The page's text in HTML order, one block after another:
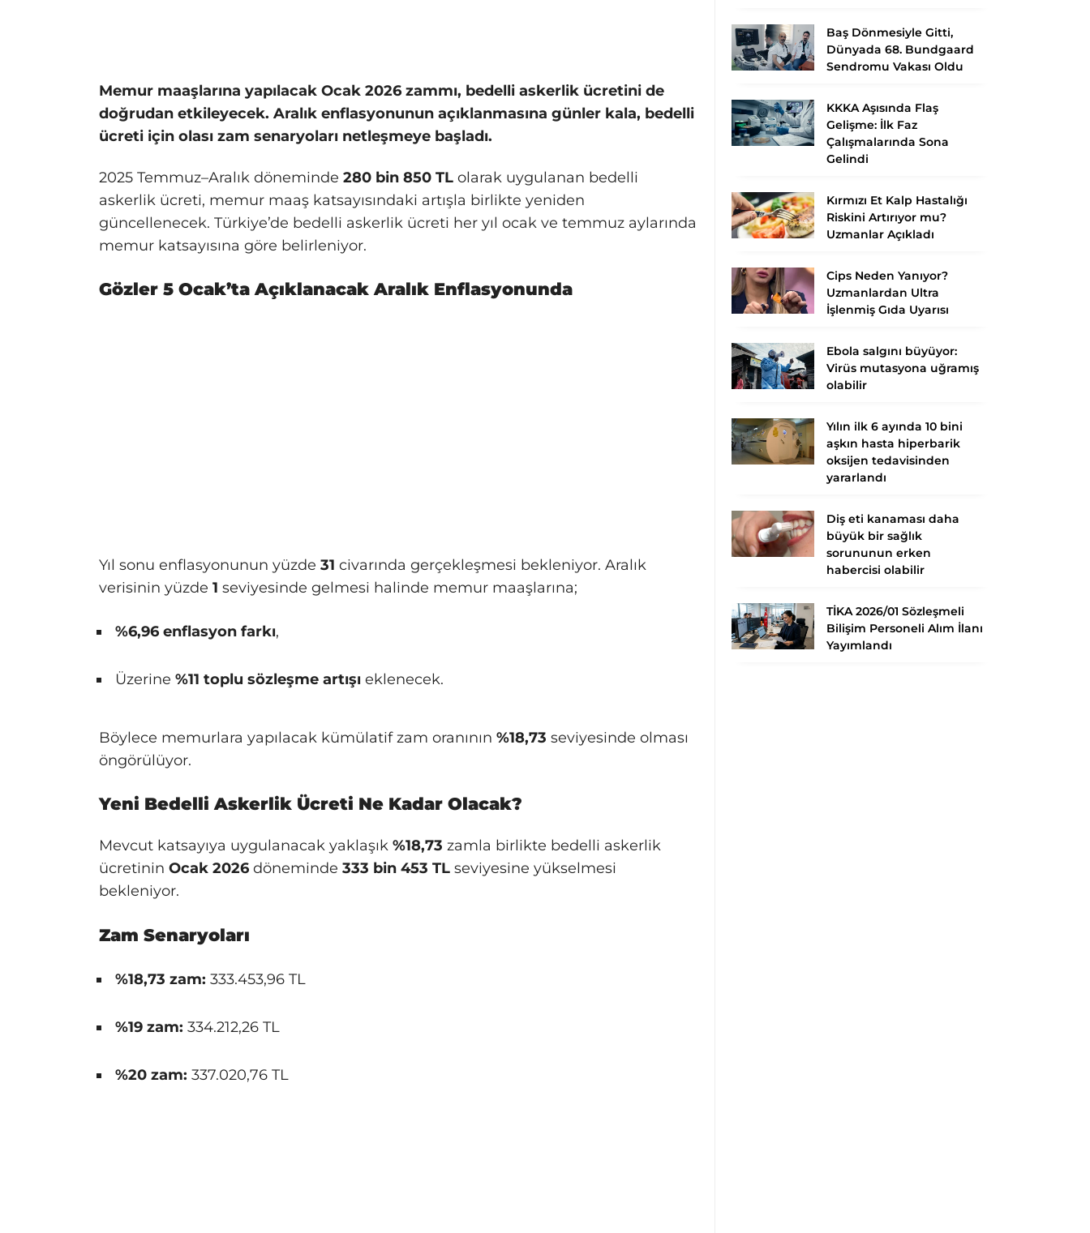
Memur maaşlarına yapılacak Ocak 2026 zammı, bedelli askerlik ücretini de
doğrudan etkileyecek. Aralık enflasyonunun açıklanmasına günler kala, bedelli
ücreti için olası zam senaryoları netleşmeye başladı.
2025 Temmuz–Aralık döneminde 280 bin 850 TL olarak uygulanan bedelli
askerlik ücreti, memur maaş katsayısındaki artışla birlikte yeniden
güncellenecek. Türkiye’de bedelli askerlik ücreti her yıl ocak ve temmuz aylarında
memur katsayısına göre belirleniyor.
Gözler 5 Ocak’ta Açıklanacak Aralık Enflasyonunda
Yıl sonu enflasyonunun yüzde 31 civarında gerçekleşmesi bekleniyor. Aralık
verisinin yüzde 1 seviyesinde gelmesi halinde memur maaşlarına;
%6,96 enflasyon farkı,
Üzerine %11 toplu sözleşme artışı eklenecek.
Böylece memurlara yapılacak kümülatif zam oranının %18,73 seviyesinde olması
öngörülüyor.
Yeni Bedelli Askerlik Ücreti Ne Kadar Olacak?
Mevcut katsayıya uygulanacak yaklaşık %18,73 zamla birlikte bedelli askerlik
ücretinin Ocak 2026 döneminde 333 bin 453 TL seviyesine yükselmesi
bekleniyor.
Zam Senaryoları
%18,73 zam: 333.453,96 TL
%19 zam: 334.212,26 TL
%20 zam: 337.020,76 TL
Baş Dönmesiyle Gitti,
Dünyada 68. Bundgaard
Sendromu Vakası Oldu
KKKA Aşısında Flaş
Gelişme: İlk Faz
Çalışmalarında Sona
Gelindi
Kırmızı Et Kalp Hastalığı
Riskini Artırıyor mu?
Uzmanlar Açıkladı
Cips Neden Yanıyor?
Uzmanlardan Ultra
İşlenmiş Gıda Uyarısı
Ebola salgını büyüyor:
Virüs mutasyona uğramış
olabilir
Yılın ilk 6 ayında 10 bini
aşkın hasta hiperbarik
oksijen tedavisinden
yararlandı
Diş eti kanaması daha
büyük bir sağlık
sorununun erken
habercisi olabilir
TİKA 2026/01 Sözleşmeli
Bilişim Personeli Alım İlanı
Yayımlandı